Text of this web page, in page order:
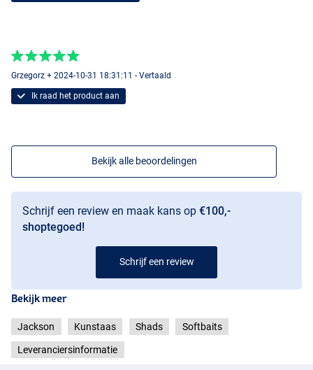
Pike
Grzegorz + 2024-10-31 18:31:11 - Vertaald
Ik raad het product aan
Bekijk alle beoordelingen
Schrijf een review en maak kans op €100,-
shoptegoed!
Schrijf een review
Bekijk meer
Jackson Kunstaas Shads Softbaits
Leveranciersinformatie